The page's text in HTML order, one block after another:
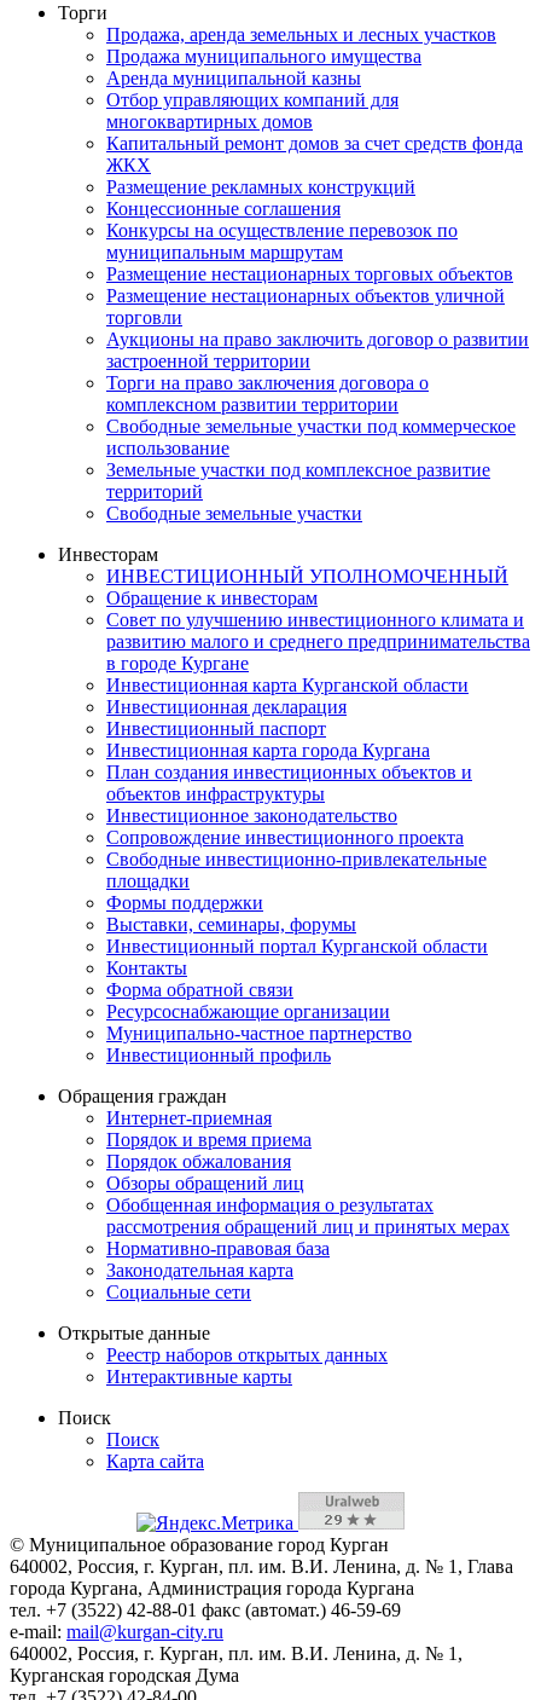
Торги
Продажа, аренда земельных и лесных участков
Продажа муниципального имущества
Аренда муниципальной казны
Отбор управляющих компаний для
многоквартирных домов
Капитальный ремонт домов за счет средств фонда
ЖКХ
Размещение рекламных конструкций
Концессионные соглашения
Конкурсы на осуществление перевозок по
муниципальным маршрутам
Размещение нестационарных торговых объектов
Размещение нестационарных объектов уличной
торговли
Аукционы на право заключить договор о развитии
застроенной территории
Торги на право заключения договора о
комплексном развитии территории
Свободные земельные участки под коммерческое
использование
Земельные участки под комплексное развитие
территорий
Свободные земельные участки
Инвесторам
ИНВЕСТИЦИОННЫЙ УПОЛНОМОЧЕННЫЙ
Обращение к инвесторам
Совет по улучшению инвестиционного климата и
развитию малого и среднего предпринимательства
в городе Кургане
Инвестиционная карта Курганской области
Инвестиционная декларация
Инвестиционный паспорт
Инвестиционная карта города Кургана
План создания инвестиционных объектов и
объектов инфраструктуры
Инвестиционное законодательство
Сопровождение инвестиционного проекта
Свободные инвестиционно-привлекательные
площадки
Формы поддержки
Выставки, семинары, форумы
Инвестиционный портал Курганской области
Контакты
Форма обратной связи
Ресурсоснабжающие организации
Муниципально-частное партнерство
Инвестиционный профиль
Обращения граждан
Интернет-приемная
Порядок и время приема
Порядок обжалования
Обзоры обращений лиц
Обобщенная информация о результатах
рассмотрения обращений лиц и принятых мерах
Нормативно-правовая база
Законодательная карта
Социальные сети
Открытые данные
Реестр наборов открытых данных
Интерактивные карты
Поиск
Поиск
Карта сайта
© Муниципальное образование город Курган
640002, Россия, г. Курган, пл. им. В.И. Ленина, д. № 1, Глава
города Кургана, Администрация города Кургана
тел. +7 (3522) 42-88-01 факс (автомат.) 46-59-69
e-mail: mail@kurgan-city.ru
640002, Россия, г. Курган, пл. им. В.И. Ленина, д. № 1,
Курганская городская Дума